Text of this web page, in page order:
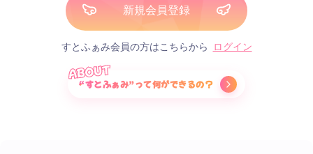
新規会員登録
すとふぁみ会員の方はこちらから ログイン
ABOUT
“すとふぁみ”って何ができるの？